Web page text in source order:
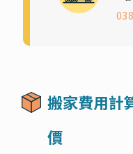
038
搬家費用計
價